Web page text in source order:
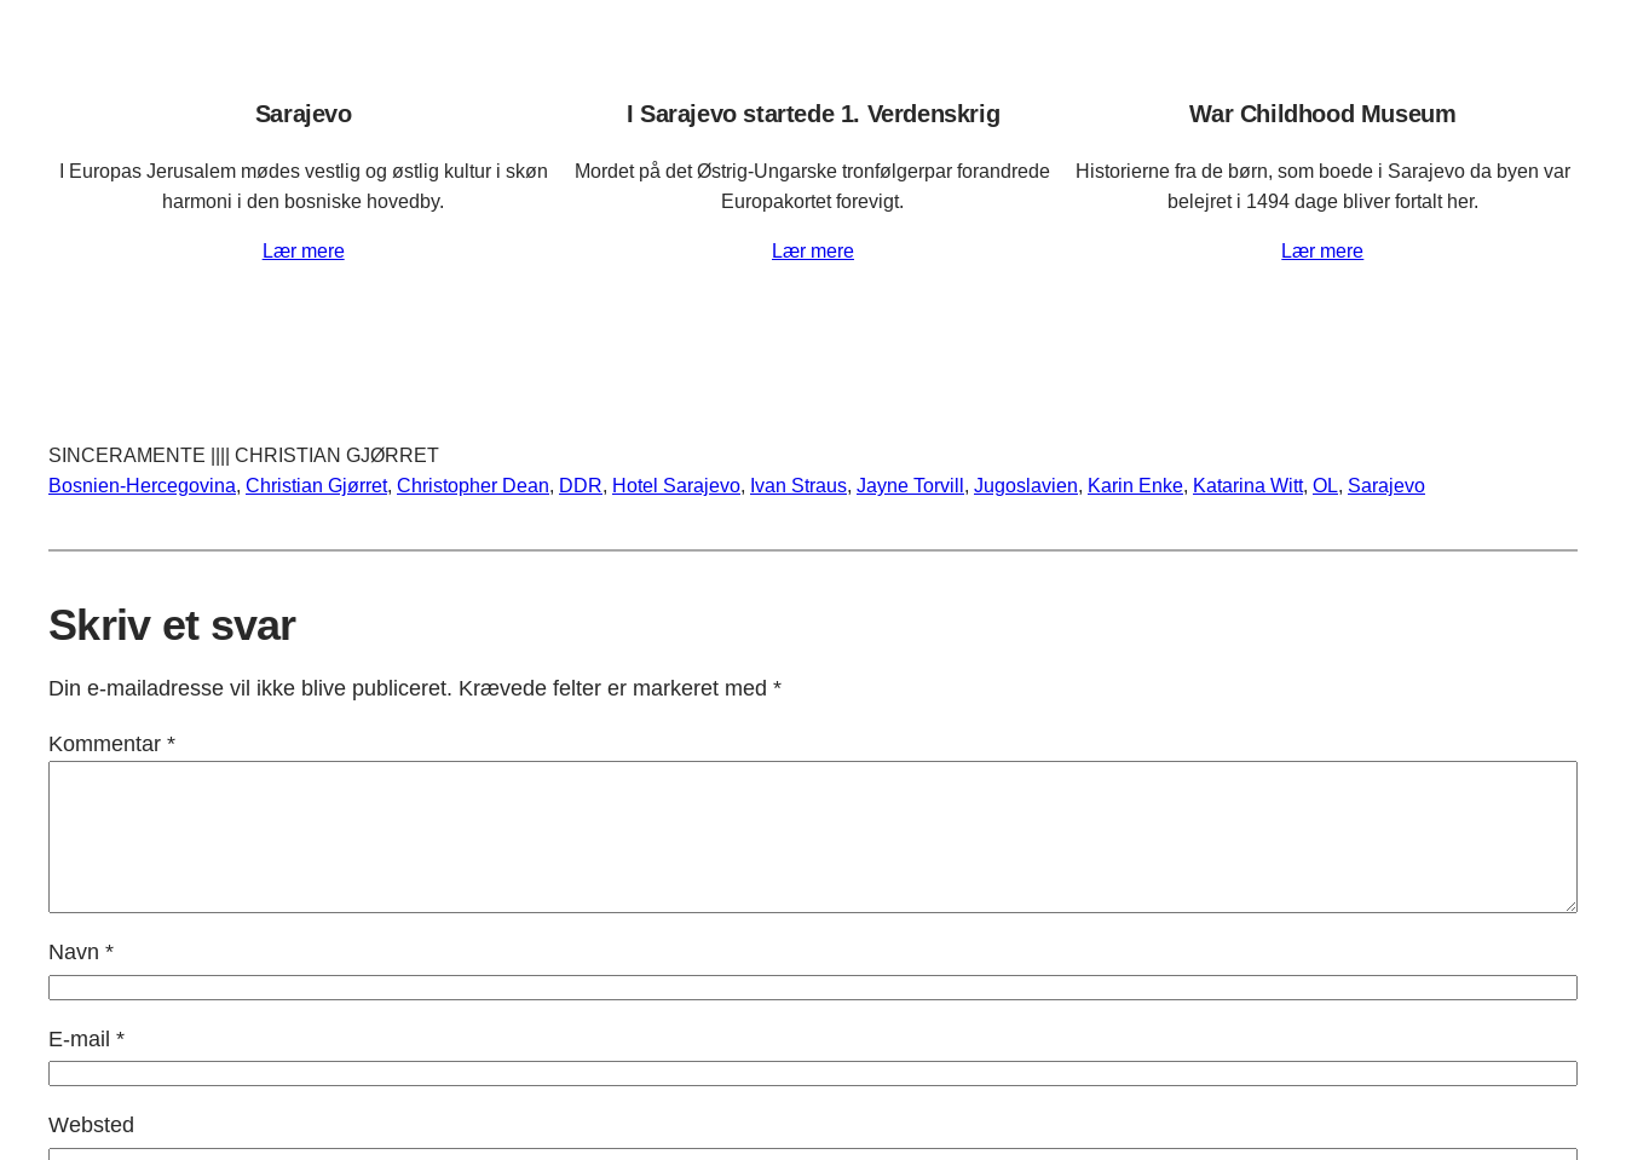
Sarajevo
I Europas Jerusalem mødes vestlig og østlig kultur i skøn
harmoni i den bosniske hovedby.
Lær mere
I Sarajevo startede 1. Verdenskrig
Mordet på det Østrig-Ungarske tronfølgerpar forandrede
Europakortet forevigt.
Lær mere
War Childhood Museum
Historierne fra de børn, som boede i Sarajevo da byen var
belejret i 1494 dage bliver fortalt her.
Lær mere
SINCERAMENTE |||| CHRISTIAN GJØRRET
Bosnien-Hercegovina, Christian Gjørret, Christopher Dean, DDR, Hotel Sarajevo, Ivan Straus, Jayne Torvill , Jugoslavien, Karin Enke, Katarina Witt, OL, Sarajevo
Skriv et svar
Din e-mailadresse vil ikke blive publiceret. Krævede felter er markeret med *
Kommentar *
Navn *
E-mail *
Websted